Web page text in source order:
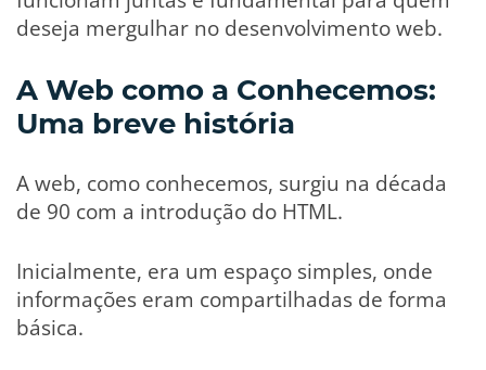
deseja mergulhar no desenvolvimento web.
A Web como a Conhecemos:
Uma breve história
A web, como conhecemos, surgiu na década
de 90 com a introdução do HTML.
Inicialmente, era um espaço simples, onde
informações eram compartilhadas de forma
básica.